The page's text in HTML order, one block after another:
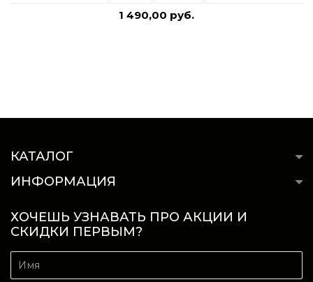
1 490,00 руб.
КАТАЛОГ
ИНФОРМАЦИЯ
ХОЧЕШЬ УЗНАВАТЬ ПРО АКЦИИ И
СКИДКИ ПЕРВЫМ?